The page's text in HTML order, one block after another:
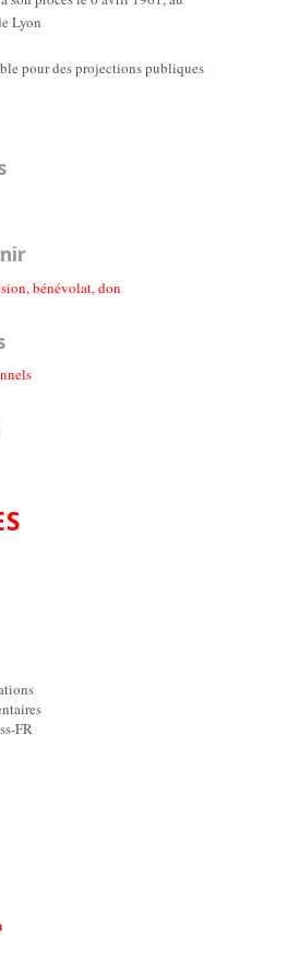
Lyon
pour des projections publiques
bénévolat, don
s
FR